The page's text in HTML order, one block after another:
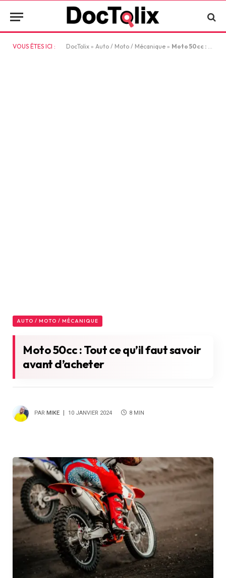
VOUS ÊTES ICI : DocTolix » Auto / Moto / Mécanique » Moto 50cc : Tout ce qu’il faut savoir avant d’acheter
AUTO / MOTO / MÉCANIQUE
Moto 50cc : Tout ce qu’il faut savoir
avant d’acheter
PAR MIKE 10 JANVIER 2024 8 MIN